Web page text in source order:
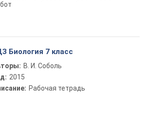
Биология 7 класс
В. И. Соболь
2015
Рабочая тетрадь